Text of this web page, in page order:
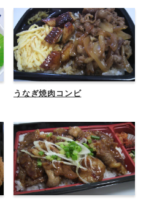
うなぎ焼肉コンビ